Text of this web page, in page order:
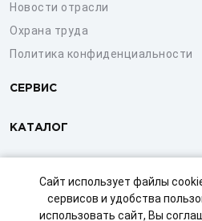
Сайт использует файлы
сервисов и удобства
использовать сайт, Вы
Новости отрасли
Охрана труда
Политика конфиденциальности
СЕРВИС
КАТАЛОГ